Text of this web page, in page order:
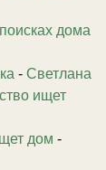
дома
- Светлана
ищет
дом -